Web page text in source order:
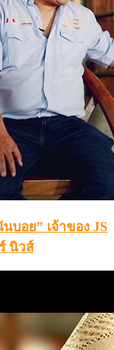
บอย” เจ้าของ JS
นิวส์